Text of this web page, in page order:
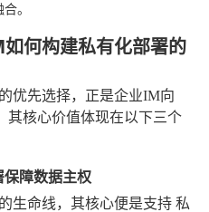
。
何构建私有化部署的
优先选择，正是企业IM向
其核心价值体现在以下三个
障数据主权
生命线，其核心便是支持 私